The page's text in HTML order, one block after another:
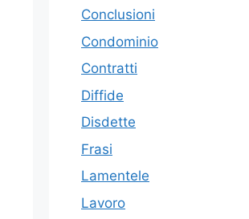
Conclusioni
Condominio
Contratti
Diffide
Disdette
Frasi
Lamentele
Lavoro